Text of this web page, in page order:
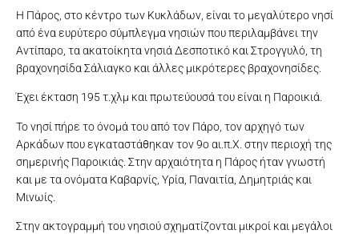
Η Πάρος, στο κέντρο των Κυκλάδων, είναι το μεγαλύτερο νησί
από ένα ευρύτερο σύμπλεγμα νησιών που περιλαμβάνει την
Αντίπαρο, τα ακατοίκητα νησιά Δεσποτικό και Στρογγυλό, τη
βραχονησίδα Σάλιαγκο και άλλες μικρότερες βραχονησίδες.
Έχει έκταση 195 τ.χλμ και πρωτεύουσά του είναι η Παροικιά.
Το νησί πήρε το όνομά του από τον Πάρο, τον αρχηγό των
Αρκάδων που εγκαταστάθηκαν τον 9ο αι.π.Χ. στην περιοχή της
σημερινής Παροικιάς. Στην αρχαιότητα η Πάρος ήταν γνωστή
και με τα ονόματα Καβαρνίς, Υρία, Παναιτία, Δημητριάς και
Μινωίς.
Στην ακτογραμμή του νησιού σχηματίζονται μικροί και μεγάλοι